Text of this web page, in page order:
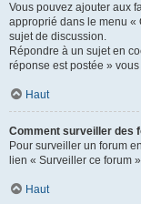
Vous pouvez ajouter aux
approprié dans le menu «
sujet de discussion.
Répondre à un sujet en
réponse est postée »
Haut
Comment surveiller des
Pour surveiller un forum
lien « Surveiller ce forum
Haut